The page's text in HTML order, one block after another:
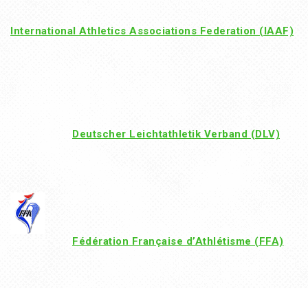
International Athletics Associations Federation (IAAF)
Deutscher Leichtathletik Verband (DLV)
Fédération Française d’Athlétisme (FFA)